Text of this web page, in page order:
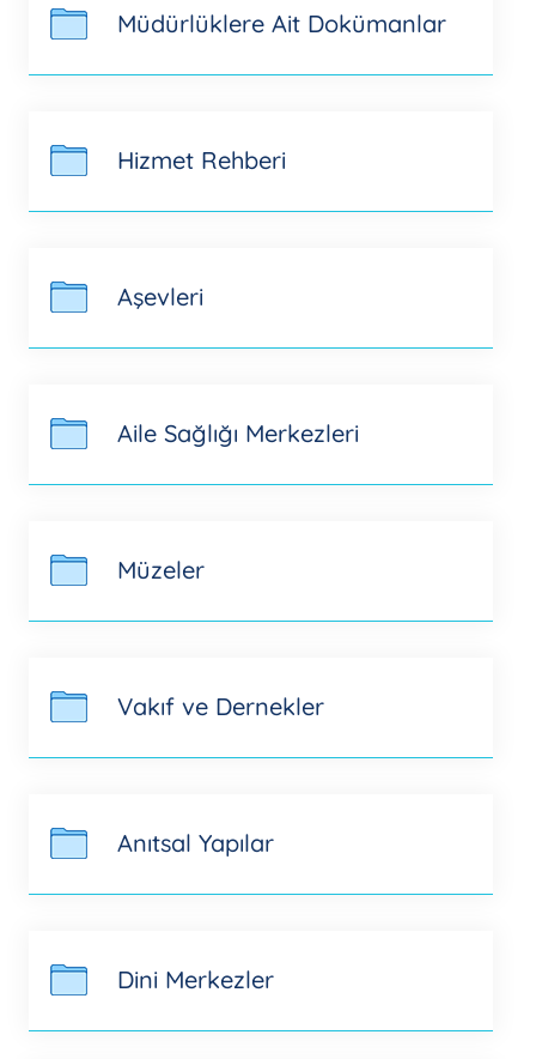
Müdürlüklere Ait Dokümanlar
Hizmet Rehberi
Aşevleri
Aile Sağlığı Merkezleri
Müzeler
Vakıf ve Dernekler
Anıtsal Yapılar
Dini Merkezler